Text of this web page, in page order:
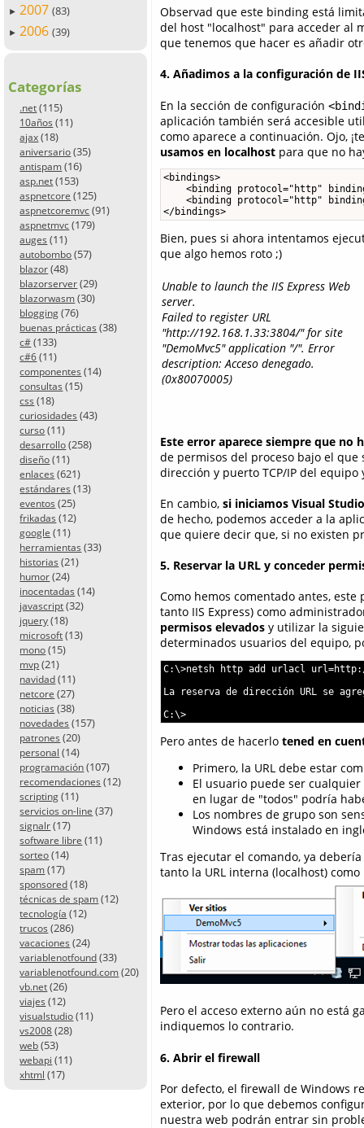
► 2007 (83)
► 2006 (39)
Categorías
.net (115)
10años (11)
ajax (18)
aniversario (35)
antispam (16)
asp.net (153)
aspnetcore (125)
aspnetcoremvc (91)
aspnetmvc (179)
auges (11)
autobombo (57)
blazor (48)
blazorserver (29)
blazorwasm (30)
blogging (76)
buenas prácticas (38)
c# (133)
c#6 (11)
componentes (14)
consultas (15)
css (18)
curiosidades (43)
curso (11)
desarrollo (258)
diseño (11)
enlaces (621)
estándares (13)
eventos (25)
frikadas (12)
google (11)
herramientas (33)
historias (21)
humor (24)
inocentadas (14)
javascript (32)
jquery (18)
microsoft (13)
mono (15)
mvp (21)
navidad (11)
netcore (27)
noticias (38)
novedades (157)
patrones (20)
personal (14)
programación (107)
recomendaciones (12)
scripting (11)
servicios on-line (37)
signalr (17)
software libre (11)
sorteo (14)
spam (17)
sponsored (18)
técnicas de spam (12)
tecnología (12)
trucos (286)
vacaciones (24)
variablenotfound (33)
variablenotfound.com (20)
vb.net (26)
viajes (12)
visualstudio (11)
vs2008 (28)
web (53)
webapi (11)
xhtml (17)
Observad que este binding está
del host "localhost" para acceder al
que tenemos que hacer es añadir
4. Añadimos a la configuración de
En la sección de configuración
aplicación también será accesible
como aparece a continuación. Ojo,
usamos en localhost para que no
<bindings>
<binding protocol="http"
<binding protocol="http"
</bindings>
Bien, pues si ahora intentamos
que algo hemos roto ;)
Unable to launch the IIS Express Web
server.
Failed to register URL
"http://192.168.1.33:3804/" for site
"DemoMvc5" application "/". Error
description: Acceso denegado.
(0x80070005)
Este error aparece siempre que no
de permisos del proceso bajo el que
dirección y puerto TCP/IP del
En cambio, si iniciamos Visual
de hecho, podemos acceder a la
que quiere decir que, si no existen
5. Reservar la URL y conceder
Como hemos comentado antes,
tanto IIS Express) como
permisos elevados y utilizar la
determinados usuarios del equipo,
C:\>netsh http add urlacl
La reserva de dirección URL se
C:\>
Pero antes de hacerlo tened en
Primero, la URL debe estar
El usuario puede ser
en lugar de "todos" podría
Los nombres de grupo son
Windows está instalado en
Tras ejecutar el comando, ya
tanto la URL interna (localhost)
Pero el acceso externo aún no está
indiquemos lo contrario.
6. Abrir el firewall
Por defecto, el firewall de Windows
exterior, por lo que debemos
nuestra web podrán entrar sin